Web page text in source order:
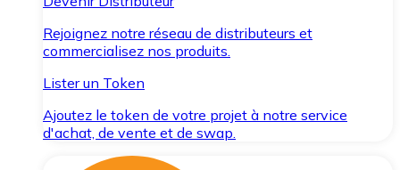
Rejoignez notre réseau de distributeurs et
commercialisez nos produits.
Lister un Token
Ajoutez le token de votre projet à notre service
d'achat, de vente et de swap.